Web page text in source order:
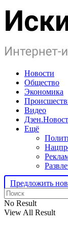
Новости
Общество
Экономика
Видео
Ещё
Предложить
No Result
View All Result